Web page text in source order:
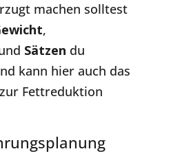
machen solltest
,
Sätzen du
kann hier auch das
Fettreduktion